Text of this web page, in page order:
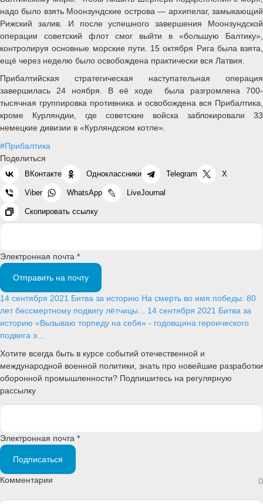
надо было взять Моонзундские острова — архипелаг, замыкающий
Рижский залив. И после успешного завершения Моонзундской
операции советский флот смог выйти в «большую Балтику»,
контролируя основные морские пути. 15 октября Рига была взята,
ещё через неделю было освобождена практически вся Латвия.
Прибалтийская стратегическая наступательная операция
завершилась 24 ноября. В её ходе была разгромлена 700-
тысячная группировка противника и освобождена вся Прибалтика,
кроме Курляндии, где советские войска заблокировали 33
немецкие дивизии в «Курляндском котле».
#Прибалтика
Поделиться
ВКонтакте Одноклассники Telegram X
Viber WhatsApp LiveJournal
Скопировать ссылку
Электронная почта *
Отправить на почту
14 сентября 2021 Битва за историю На смерть во имя победы: 80
лет бессмертному подвигу лётчицы... 14 сентября 2021 Битва за
историю «Вызываю торпеду на себя» - годовщина героического
подвига э...
Хотите всегда быть в курсе событий отечественной и
международной военной политики, знать про новейшие разработки
оборонной промышленности? Подпишитесь на регулярную
рассылку
Электронная почта *
Подписаться
Комментарии 0